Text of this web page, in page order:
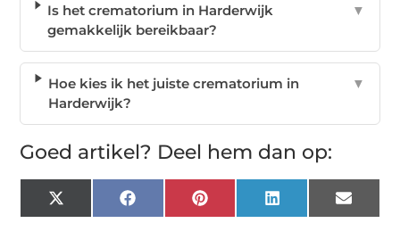
Is het crematorium in Harderwijk
gemakkelijk bereikbaar?
▼
Hoe kies ik het juiste crematorium in
Harderwijk?
▼
Goed artikel? Deel hem dan op:
X
(Twitter)
FacebookPinterest LinkedIn Email